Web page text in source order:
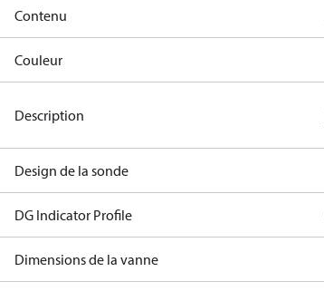
Contenu
Couleur
Description
Design de la sonde
DG Indicator Profile
Dimensions de la vanne